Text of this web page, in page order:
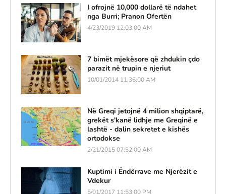
I ofrojnë 10,000 dollarë të ndahet
nga Burri; Pranon Ofertën
4/23/2019 12:03:00 AM
7 bimët mjekësore që zhdukin çdo
parazit në trupin e njeriut
10/01/2014 11:36:00 AM
Në Greqi jetojnë 4 milion shqiptarë,
grekët s'kanë lidhje me Greqinë e
lashtë - dalin sekretet e kishës
ortodokse
2/21/2015 07:52:00 AM
Kuptimi i Ëndërrave me Njerëzit e
Vdekur
5/01/2017 11:53:00 PM